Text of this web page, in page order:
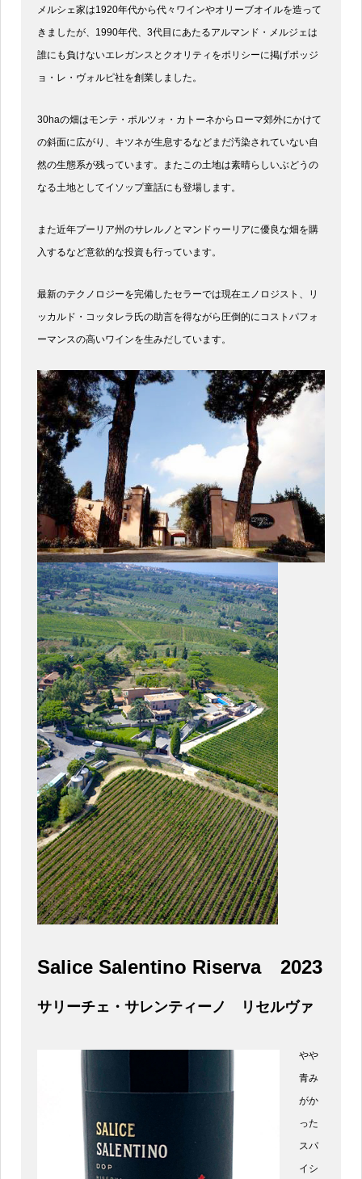
メルシェ家は1920年代から代々ワインやオリーブオイルを造って
きましたが、1990年代、3代目にあたるアルマンド・メルジェは
誰にも負けないエレガンスとクオリティをポリシーに掲げポッジ
ョ・レ・ヴォルピ社を創業しました。
30haの畑はモンテ・ポルツォ・カトーネからローマ郊外にかけて
の斜面に広がり、キツネが生息するなどまだ汚染されていない自
然の生態系が残っています。またこの土地は素晴らしいぶどうの
なる土地としてイソップ童話にも登場します。
また近年プーリア州のサレルノとマンドゥーリアに優良な畑を購
入するなど意欲的な投資も行っています。
最新のテクノロジーを完備したセラーでは現在エノロジスト、リ
ッカルド・コッタレラ氏の助言を得ながら圧倒的にコストパフォ
ーマンスの高いワインを生みだしています。
Salice Salentino Riserva2023
サリーチェ・サレンティーノ リセルヴァ
やや
青み
がか
った
スパ
イシ